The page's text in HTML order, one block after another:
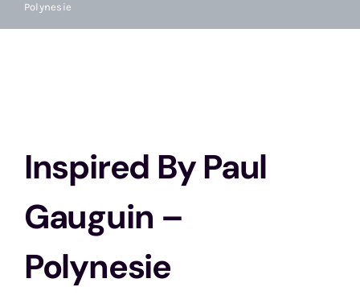
Solo
Animations
Histoire
Polynesie
Inspired By Paul
Gauguin –
Polynesie